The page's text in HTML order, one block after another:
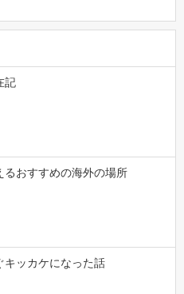
記
るおすすめの海外の場所
キッカケになった話